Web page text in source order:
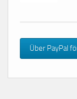
Über PayPal